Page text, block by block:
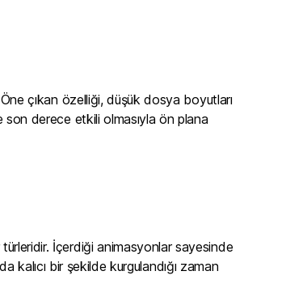
çıkan özelliği, düşük dosya boyutları
son derece etkili olmasıyla ön plana
İçerdiği animasyonlar sayesinde
kalıcı bir şekilde kurgulandığı zaman